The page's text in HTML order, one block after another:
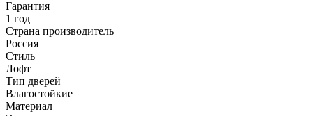
Гарантия
1 год
Страна производитель
Россия
Стиль
Лофт
Тип дверей
Влагостойкие
Материал